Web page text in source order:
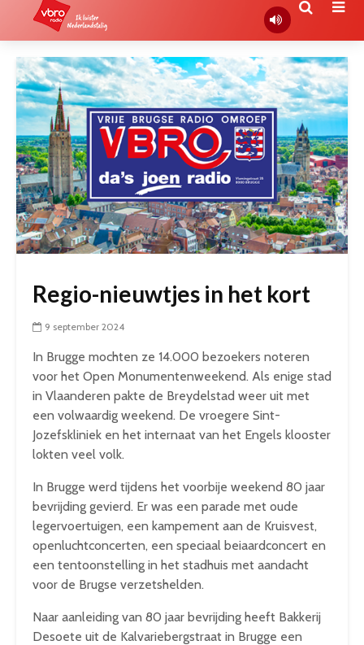
Regio-nieuwtjes in het kort
9 september 2024
In Brugge mochten ze 14.000 bezoekers noteren
voor het Open Monumentenweekend. Als enige stad
in Vlaanderen pakte de Breydelstad weer uit met
een volwaardig weekend. De vroegere Sint-
Jozefskliniek en het internaat van het Engels klooster
lokten veel volk.
In Brugge werd tijdens het voorbije weekend 80 jaar
bevrijding gevierd. Er was een parade met oude
legervoertuigen, een kampement aan de Kruisvest,
openluchtconcerten, een speciaal beiaardconcert en
een tentoonstelling in het stadhuis met aandacht
voor de Brugse verzetshelden.
Naar aanleiding van 80 jaar bevrijding heeft Bakkerij
Desoete uit de Kalvariebergstraat in Brugge een